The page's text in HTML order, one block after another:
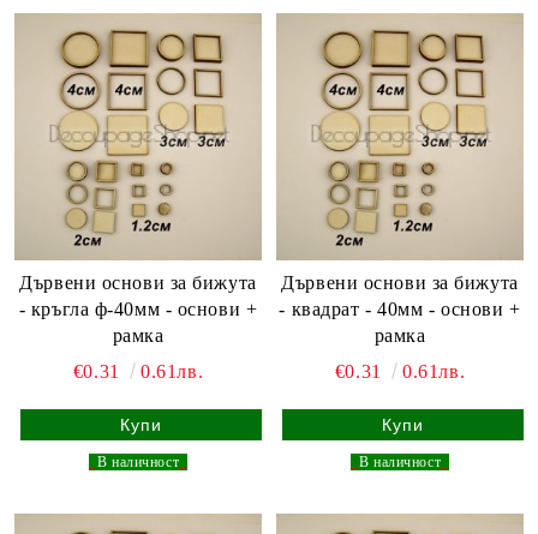
Дървени основи за бижута
- кръгла ф-40мм - основи +
рамка
€0.31
0.61лв.
В наличност
Дървени основи за бижута
- квадрат - 40мм - основи +
рамка
€0.31
0.61лв.
В наличност